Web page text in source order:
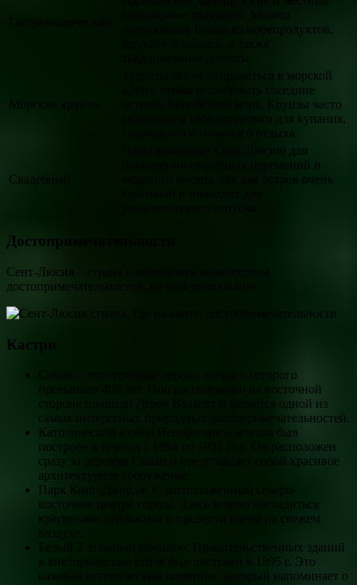
попробовать блюда из морепродуктов,
Морские круизы
Туристы могут отправиться в морской
круиз, чтобы исследовать соседние
острова Карибского моря. Круизы часто
включают в себя остановки для купания,
снорклинга и пляжного отдыха.
Свадебный
Пары выбирают Сент-Люсию для
проведения свадебных церемоний и
медового месяца, так как остров очень
Достопримечательности
Сент-Люсия – страна с небольшим количеством
достопримечательностей, но они уникальные.
Кастри
Саман – это огромное дерево, возраст которого
превышает 400 лет. Оно расположено на восточной
стороне площади Дерек Валкотт и является одной из
самых интересных природных достопримечательностей.
Католический Собор Непорочного зачатия был
построен в период с 1894 по 1931 год. Он расположен
сразу за деревом Саман и представляет собой красивое
архитектурное сооружение.
Парк Кинг-Джордж V, расположенный северо-
восточнее центра города. Здесь можно насладиться
красивыми пейзажами и провести время на свежем
воздухе.
Белый 2-этажный комплекс Правительственных зданий
в викторианском стиле был построен в 1895 г. Это
важный исторический памятник, который напоминает о